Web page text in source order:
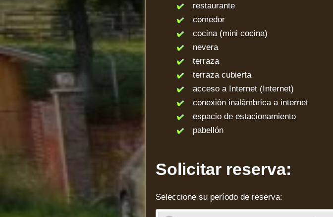
restaurante
comedor
cocina (mini cocina)
nevera
terraza
terraza cubierta
acceso a Internet (Internet)
conexión inalámbrica a internet
espacio de estacionamiento
pabellón
Solicitar reserva:
Seleccione su período de reserva: